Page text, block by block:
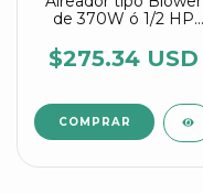
de 370W ó 1/2 HP
Agrair
$275.34 USD